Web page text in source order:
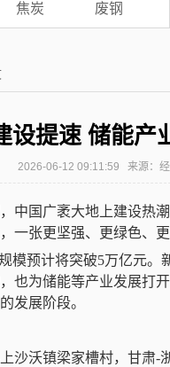
焦炭 废钢
设提速 储能产
2026-06-12 09:11:59 来源：
中国广袤大地上建设热
一张更坚强、更绿色、
模预计将突破5万亿元。
也为储能等产业发展打
发展阶段。
沙沃镇梁家槽村，甘肃-